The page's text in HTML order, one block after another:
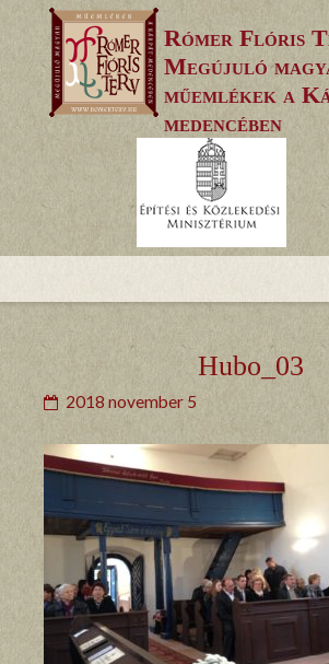
to
content
Rómer Flóris
Megújuló
műemlékek a
medencében
Hubo_03
2018 november 5